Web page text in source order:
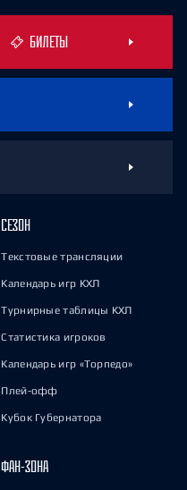
БИЛЕТЫ
СЕЗОН
Текстовые трансляции
Календарь игр КХЛ
Турнирные таблицы КХЛ
Статистика игроков
Календарь игр «Торпедо»
Плей-офф
Кубок Губернатора
ФАН-ЗОНА